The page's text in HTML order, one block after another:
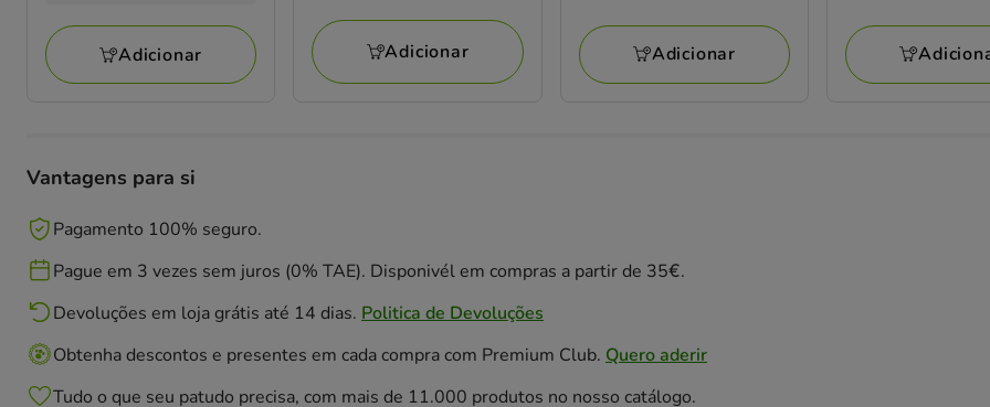
10.98€
Adicionar Adicionar
1
avaliaçõesAdicionar
2
avaliações
Vantagens para si
Pagamento 100% seguro.
Pague em 3 vezes sem juros (0% TAE). Disponivél em compras a partir de 35€.
Devoluções em loja grátis até 14 dias. Politica de Devoluções
Obtenha descontos e presentes em cada compra com Premium Club. Quero aderir
Tudo o que seu patudo precisa, com mais de 11.000 produtos no nosso catálogo.